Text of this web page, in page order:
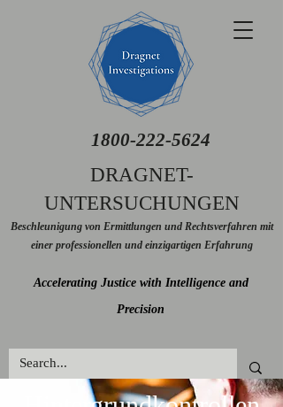
DRAGNET-
UNTERSUCHUNGEN
Beschleunigung von Ermittlungen und Rechtsverfahren mit
einer professionellen und einzigartigen Erfahrung
1800-222-5624
Accelerating Justice with Intelligence and
Precision